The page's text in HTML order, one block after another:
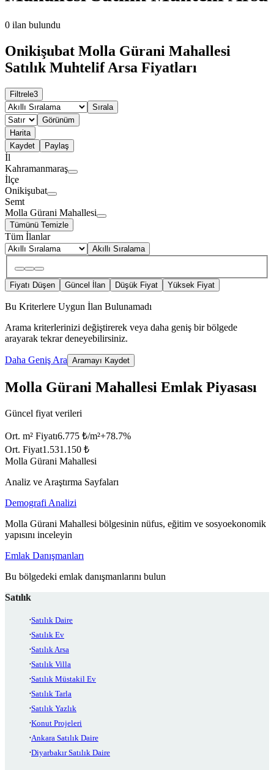
0 ilan bulundu
Onikişubat Molla Gürani Mahallesi
Satılık Muhtelif Arsa Fiyatları
Filtrele3
Sırala
Görünüm
Harita
Kaydet
Paylaş
İl
Kahramanmaraş
İlçe
Onikişubat
Semt
Molla Gürani Mahallesi
Tümünü Temizle
Tüm İlanlar
Akıllı Sıralama
Fiyatı Düşen Güncel İlan Düşük Fiyat Yüksek Fiyat
Bu Kriterlere Uygun İlan Bulunamadı
Arama kriterlerinizi değiştirerek veya daha geniş bir bölgede
arayarak tekrar deneyebilirsiniz.
Daha Geniş Ara Aramayı Kaydet
Molla Gürani Mahallesi Emlak Piyasası
Güncel fiyat verileri
Ort. m² Fiyatı6.775 ₺/m²+78.7%
Ort. Fiyat1.531.150 ₺
Molla Gürani Mahallesi
Analiz ve Araştırma Sayfaları
Demografi Analizi
Molla Gürani Mahallesi bölgesinin nüfus, eğitim ve sosyoekonomik
yapısını inceleyin
Emlak Danışmanları
Bu bölgedeki emlak danışmanlarını bulun
Satılık
Satılık Daire
Satılık Ev
Satılık Arsa
Satılık Villa
Satılık Müstakil Ev
Satılık Tarla
Satılık Yazlık
Konut Projeleri
Ankara Satılık Daire
Diyarbakır Satılık Daire